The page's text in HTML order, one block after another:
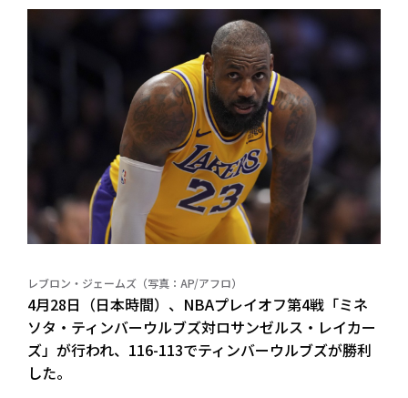
レブロン・ジェームズ（写真：AP/アフロ）
4月28日（日本時間）、NBAプレイオフ第4戦「ミネ
ソタ・ティンバーウルブズ対ロサンゼルス・レイカー
ズ」が行われ、116-113でティンバーウルブズが勝利
した。